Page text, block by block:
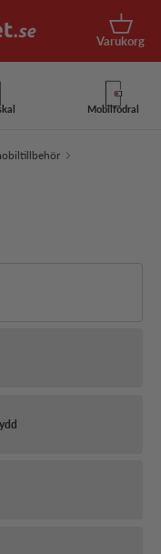
Korg
Varukorg
Mobilfodral